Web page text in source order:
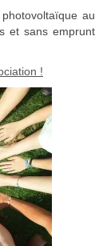
au
et sans emprunt
!